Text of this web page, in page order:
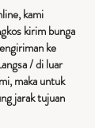
kami
kirim bunga
ke
/ di luar
maka untuk
jarak tujuan